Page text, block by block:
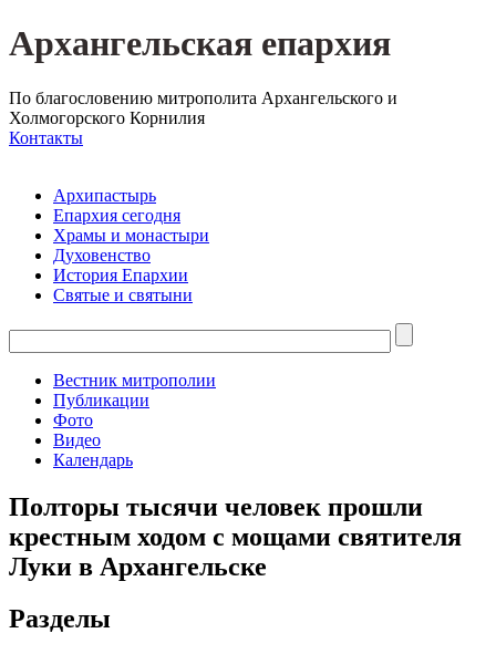
Архангельская епархия
По благословению митрополита Архангельского и
Холмогорского Корнилия
Контакты
Архипастырь
Епархия сегодня
Храмы и монастыри
Духовенство
История Епархии
Святые и святыни
Вестник митрополии
Публикации
Фото
Видео
Календарь
Полторы тысячи человек прошли
крестным ходом с мощами святителя
Луки в Архангельске
Разделы